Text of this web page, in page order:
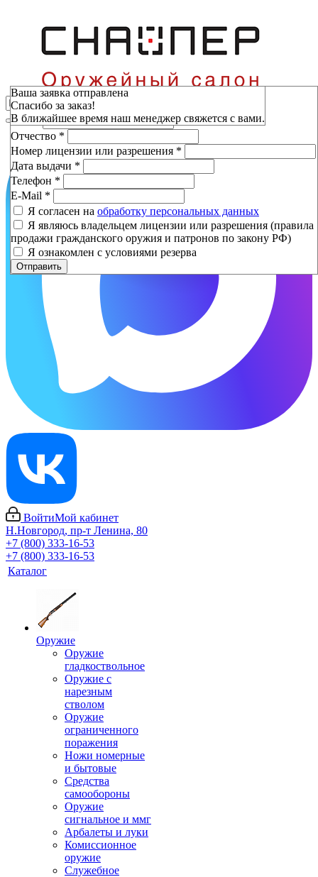
ВойтиМой кабинет
Н.Новгород, пр-т Ленина, 80
+7 (800) 333-16-53
+7 (800) 333-16-53
Каталог
Оружие
Оружие
гладкоствольное
Оружие с
нарезным
стволом
Оружие
ограниченного
поражения
Ножи номерные
и бытовые
Средства
самообороны
Оружие
сигнальное и ммг
Арбалеты и луки
Комиссионное
оружие
Служебное
Зарезервировать
Фамилия*
Имя*
Отчество *
Номер лицензии или разрешения *
Дата выдачи *
Телефон *
E-Mail *
Я согласен на обработку персональных данных
Я являюсь владельцем лицензии или разрешения (правила
продажи гражданского оружия и патронов по закону РФ)
Я ознакомлен с условиями резерва
Отправить
Ваша заявка отправлена
Спасибо за заказ!
В ближайшее время наш менеджер свяжется с вами.